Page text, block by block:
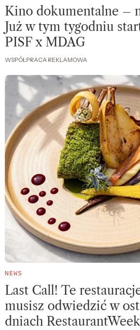
Kino dokumentalne –
Już w tym tygodniu
PISF x MDAG
WSPÓŁPRACA REKLAMOWA
NEWS
Last Call! Te
musisz odwiedzić w
dniach